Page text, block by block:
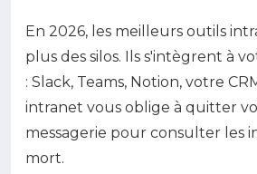
En 2026, les meilleurs outils
plus des silos. Ils s'intègrent à
: Slack, Teams, Notion, votre
intranet vous oblige à quitter
messagerie pour consulter les
mort.